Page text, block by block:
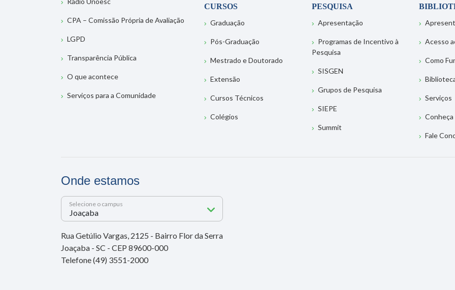
CPA – Comissão Própria de Avaliação
LGPD
Transparência Pública
O que acontece
Serviços para a Comunidade
CURSOS
Graduação
Pós-Graduação
Mestrado e Doutorado
Extensão
Cursos Técnicos
Colégios
PESQUISA
Apresentação
Programas de Incentivo à
Pesquisa
SISGEN
Grupos de Pesquisa
SIEPE
Summit
Acesso
Como
Serviços
Fale
Onde estamos
Selecione o campus
Rua Getúlio Vargas, 2125 - Bairro Flor da Serra
Joaçaba - SC - CEP 89600-000
Telefone (49) 3551-2000